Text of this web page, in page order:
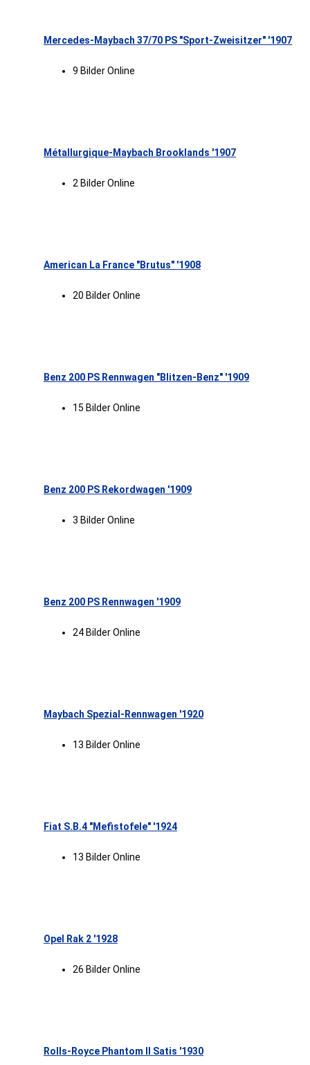
Mercedes-Maybach 37/70 PS "Sport-Zweisitzer" '1907
9 Bilder Online
Métallurgique-Maybach Brooklands '1907
2 Bilder Online
American La France "Brutus" '1908
20 Bilder Online
Benz 200 PS Rennwagen "Blitzen-Benz" '1909
15 Bilder Online
Benz 200 PS Rekordwagen '1909
3 Bilder Online
Benz 200 PS Rennwagen '1909
24 Bilder Online
Maybach Spezial-Rennwagen '1920
13 Bilder Online
Fiat S.B.4 "Mefistofele" '1924
13 Bilder Online
Opel Rak 2 '1928
26 Bilder Online
Rolls-Royce Phantom II Satis '1930